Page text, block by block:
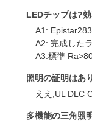
LEDチップは?
A1:
A2: 完成した
A3:標準
照明の証明はあ
ええ,UL DLC
多機能の三角照